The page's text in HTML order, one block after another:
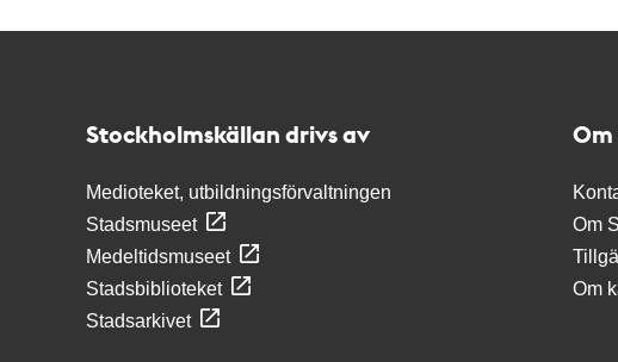
Stockholmskällan drivs av
Medioteket, utbildningsförvaltningen
Stadsmuseet
Medeltidsmuseet
Stadsbiblioteket
Stadsarkivet
Om
Om